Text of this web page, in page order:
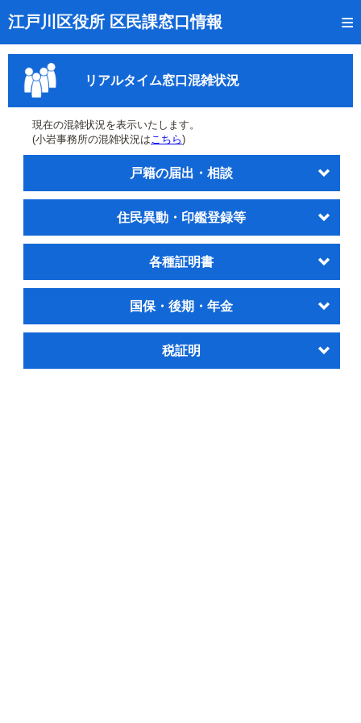
江戸川区役所 区民課窓口情報
トップページ
受付番号の呼出状況確認
証明書の交付状況確認
呼出状況のメール通知登録
事前予約の確認・取消
本サイトのご利用案内
リアルタイム窓口混雑状況
現在の混雑状況を表示いたします。
(小岩事務所の混雑状況はこちら)
戸籍の届出・相談
住民異動・印鑑登録等
各種証明書
国保・後期・年金
税証明